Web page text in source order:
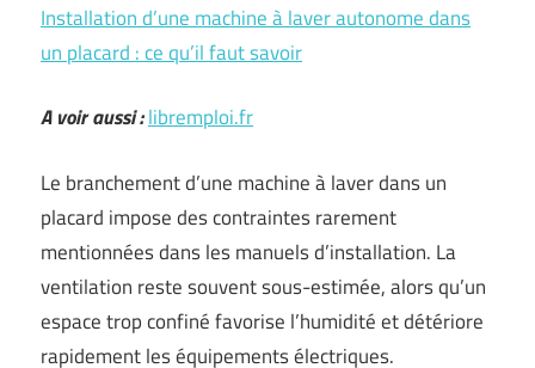
Installation d’une machine à laver autonome dans
un placard : ce qu’il faut savoir
A voir aussi :libremploi.fr
Le branchement d’une machine à laver dans un
placard impose des contraintes rarement
mentionnées dans les manuels d’installation. La
ventilation reste souvent sous-estimée, alors qu’un
espace trop confiné favorise l’humidité et détériore
rapidement les équipements électriques.